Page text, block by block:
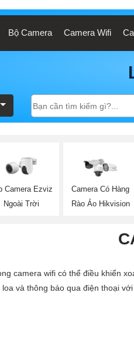
Bộ Camera Camera Wifi
Camera Ezviz
Ngoài Trời
Camera Có Hàng
Rào Ảo Hikvision
camera wifi có thể điều khiển
và thông báo qua điện thoại